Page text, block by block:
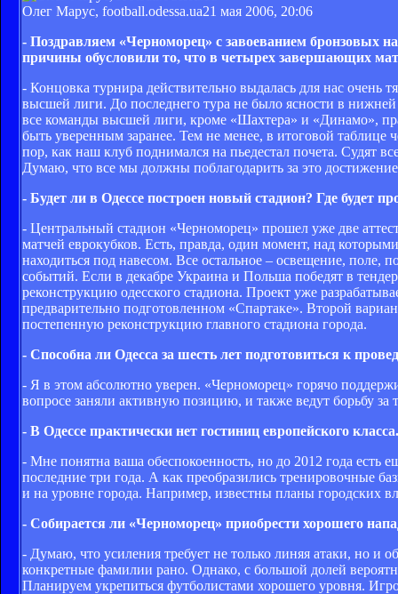
Олег Марус, football.odessa.ua21 мая 2006, 20:06
- Поздравляем «Черноморец» с завоеванием бронзовых
причины обусловили то, что в четырех завершающих
- Концовка турнира действительно выдалась для нас
высшей лиги. До последнего тура не было ясности в
все команды высшей лиги, кроме «Шахтера» и «Динамо»,
быть уверенным заранее. Тем не менее, в итоговой таблице
пор, как наш клуб поднимался на пьедестал почета. Судят
Думаю, что все мы должны поблагодарить за это
- Будет ли в Одессе построен новый стадион? Где
- Центральный стадион «Черноморец» прошел уже две
матчей еврокубков. Есть, правда, один момент, над
находиться под навесом. Все остальное – освещение,
событий. Если в декабре Украина и Польша победят в
реконструкцию одесского стадиона. Проект уже
предварительно подготовленном «Спартаке». Второй
постепенную реконструкцию главного стадиона города.
- Способна ли Одесса за шесть лет подготовиться к
- Я в этом абсолютно уверен. «Черноморец» горячо
вопросе заняли активную позицию, и также ведут борьбу
- В Одессе практически нет гостиниц европейского
- Мне понятна ваша обеспокоенность, но до 2012 года есть
последние три года. А как преобразились тренировочные
и на уровне города. Например, известны планы городских
- Собирается ли «Черноморец» приобрести хорошего
- Думаю, что усиления требует не только линяя атаки, но и
конкретные фамилии рано. Однако, с большой долей
Планируем укрепиться футболистами хорошего уровня.